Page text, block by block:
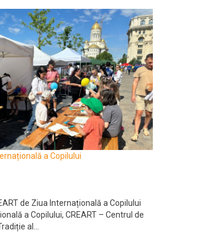
a Copilului
de Ziua Internațională a Copilului
a Copilului, CREART – Centrul de
al...